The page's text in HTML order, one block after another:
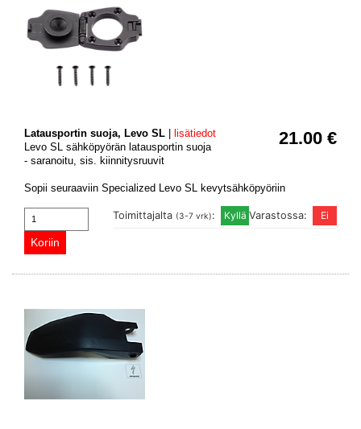
21.00 €
Latausportin suoja, Levo SL | lisätiedot
Levo SL sähköpyörän latausportin suoja
- saranoitu, sis. kiinnitysruuvit
Sopii seuraaviin Specialized Levo SL kevytsähköpyöriin
Varastossa:
Toimittajalta (3-7 vrk):